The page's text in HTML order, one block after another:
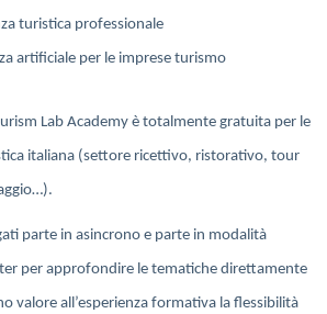
turistica professionale
artificiale per le imprese turismo
Lab Academy è totalmente gratuita per le
italiana (settore ricettivo, ristorativo, tour
parte in asincrono e parte in modalità
per approfondire le tematiche direttamente
valore all’esperienza formativa la flessibilità